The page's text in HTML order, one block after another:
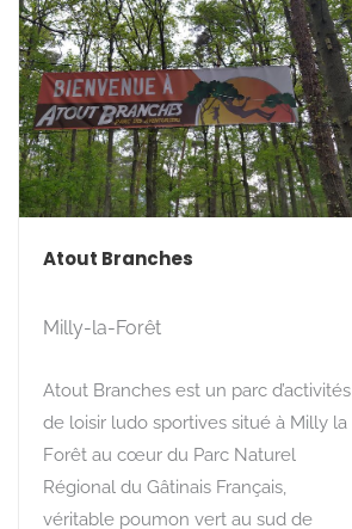
Atout Branches
Milly-la-Forêt
Atout Branches est un parc d’activités
de loisir ludo sportives situé à Milly la
Forêt au cœur du Parc Naturel
Régional du Gâtinais Français,
véritable poumon vert au sud de